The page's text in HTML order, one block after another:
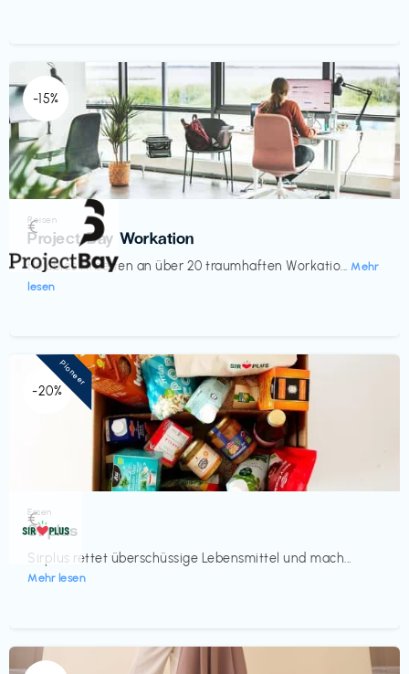
-15%
Reisen
Project Bay Workation
flexibles Arbeiten an über 20 traumhaften Workatio... Mehr
lesen
€‎
-20%
Essen
Sirplus
Sirplus rettet überschüssige Lebensmittel und mach...
Mehr lesen
€‎
Pioneer